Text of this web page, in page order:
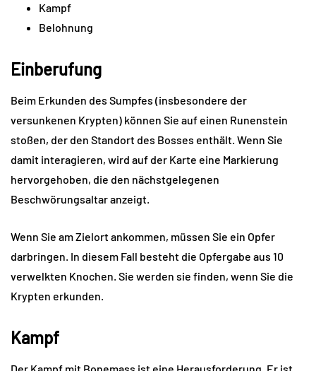
Kampf
Belohnung
Einberufung
Beim Erkunden des Sumpfes (insbesondere der
versunkenen Krypten) können Sie auf einen Runenstein
stoßen, der den Standort des Bosses enthält. Wenn Sie
damit interagieren, wird auf der Karte eine Markierung
hervorgehoben, die den nächstgelegenen
Beschwörungsaltar anzeigt.
Wenn Sie am Zielort ankommen, müssen Sie ein Opfer
darbringen. In diesem Fall besteht die Opfergabe aus 10
verwelkten Knochen. Sie werden sie finden, wenn Sie die
Krypten erkunden.
Kampf